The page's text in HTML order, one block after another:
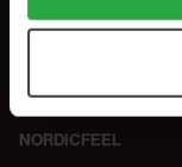
användningen av
samt vår
NORDICFEEL